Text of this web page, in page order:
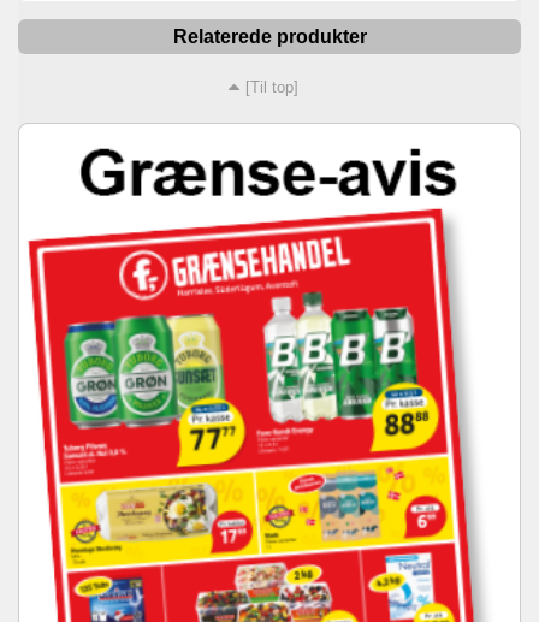
Relaterede produkter
[Til top]